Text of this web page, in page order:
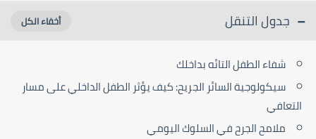
جدول التنقل
شفاء الطفل التائه بداخلك
سيكولوجية السائر الجريح: كيف يؤثر الطفل الداخلي على مسار
التعافي
ملامح الجرح في السلوك اليومي